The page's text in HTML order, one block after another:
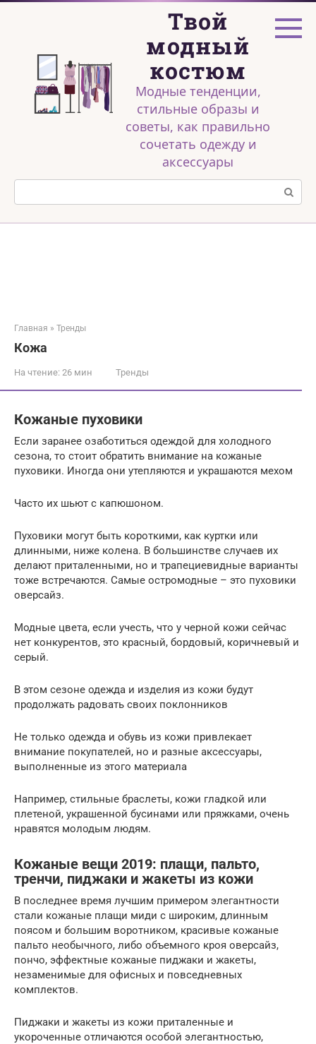
Перейти
Твой
модный
костюм
Модные тенденции,
стильные образы и
советы, как правильно
сочетать одежду и
аксессуары
Поиск:
Главная » Тренды
Кожа
На чтение: 26 мин Тренды
Кожаные пуховики
Если заранее озаботиться одеждой для холодного
сезона, то стоит обратить внимание на кожаные
пуховики. Иногда они утепляются и украшаются мехом
Часто их шьют с капюшоном.
Пуховики могут быть короткими, как куртки или
длинными, ниже колена. В большинстве случаев их
делают приталенными, но и трапециевидные варианты
тоже встречаются. Самые остромодные – это пуховики
оверсайз.
Модные цвета, если учесть, что у черной кожи сейчас
нет конкурентов, это красный, бордовый, коричневый и
серый.
В этом сезоне одежда и изделия из кожи будут
продолжать радовать своих поклонников
Не только одежда и обувь из кожи привлекает
внимание покупателей, но и разные аксессуары,
выполненные из этого материала
Например, стильные браслеты, кожи гладкой или
плетеной, украшенной бусинами или пряжками, очень
нравятся молодым людям.
Кожаные вещи 2019: плащи, пальто,
тренчи, пиджаки и жакеты из кожи
В последнее время лучшим примером элегантности
стали кожаные плащи миди с широким, длинным
поясом и большим воротником, красивые кожаные
пальто необычного, либо объемного кроя оверсайз,
пончо, эффектные кожаные пиджаки и жакеты,
незаменимые для офисных и повседневных
комплектов.
Пиджаки и жакеты из кожи приталенные и
укороченные отличаются особой элегантностью,